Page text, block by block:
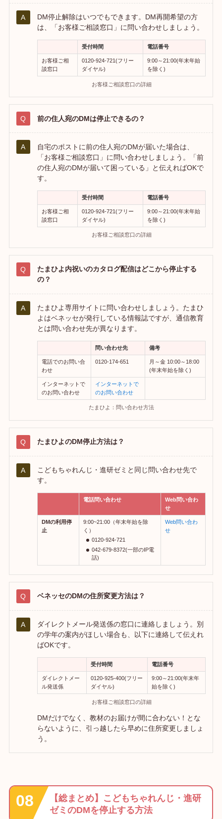
DM停止解除はいつでもできます。DM再開希望の方
は、「お客様ご相談窓口」に問い合わせしましょう。
受付時間 電話番号
お客様ご相
談窓口
0120-924-721(フリー
ダイヤル)
9:00～21:00(年末年始
を除く)
お客様ご相談窓口の詳細
前の住人宛のDMは停止できるの？
自宅のポストに前の住人宛のDMが届いた場合は、
「お客様ご相談窓口」に問い合わせしましょう。「前
の住人宛のDMが届いて困っている」と伝えればOKで
す。
受付時間 電話番号
お客様ご相
談窓口
0120-924-721(フリー
ダイヤル)
9:00～21:00(年末年始
を除く)
お客様ご相談窓口の詳細
たまひよ内祝いのカタログ配信はどこから停止する
の？
たまひよ専用サイトに問い合わせしましょう。たまひ
よはベネッセが発行している情報誌ですが、通信教育
とは問い合わせ先が異なります。
問い合わせ先 備考
電話でのお問い合
わせ
0120-174-651
月～金 10:00～18:00
(年末年始を除く)
インターネットで
のお問い合わせ
インターネットで
のお問い合わせ
たまひよ：問い合わせ方法
たまひよのDM停止方法は？
こどもちゃれんじ・進研ゼミと同じ問い合わせ先で
す。
電話問い合わせ
Web問い合わ
せ
DMの利用停
止
9:00~21:00（年末年始を除
く）
0120-924-721
042-679-8372(一部のIP電
話)
Web問い合わ
せ
ベネッセのDMの住所変更方法は？
ダイレクトメール発送係の窓口に連絡しましょう。別
の学年の案内がほしい場合も、以下に連絡して伝えれ
ばOKです。
受付時間 電話番号
ダイレクトメー
ル発送係
0120-925-400(フリー
ダイヤル)
9:00～21:00(年末年
始を除く)
お客様ご相談窓口の詳細
DMだけでなく、教材のお届けが間に合わない！とな
らないように、引っ越したら早めに住所変更しましょ
う。
【総まとめ】こどもちゃれんじ・進研
ゼミのDMを停止する方法